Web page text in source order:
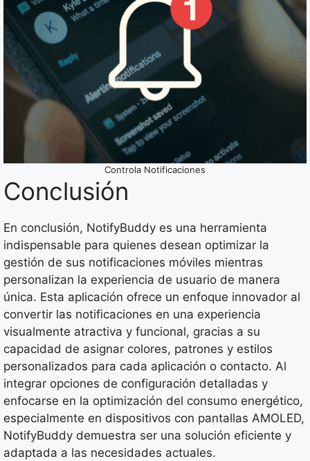
Controla Notificaciones
Conclusión
En conclusión, NotifyBuddy es una herramienta
indispensable para quienes desean optimizar la
gestión de sus notificaciones móviles mientras
personalizan la experiencia de usuario de manera
única. Esta aplicación ofrece un enfoque innovador al
convertir las notificaciones en una experiencia
visualmente atractiva y funcional, gracias a su
capacidad de asignar colores, patrones y estilos
personalizados para cada aplicación o contacto. Al
integrar opciones de configuración detalladas y
enfocarse en la optimización del consumo energético,
especialmente en dispositivos con pantallas AMOLED,
NotifyBuddy demuestra ser una solución eficiente y
adaptada a las necesidades actuales.